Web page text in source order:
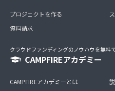
プロジェクトを作る
資料請求
クラウドファンディングのノウハウを無料
CAMPFIREアカデミー
CAMPFIREアカデミーとは